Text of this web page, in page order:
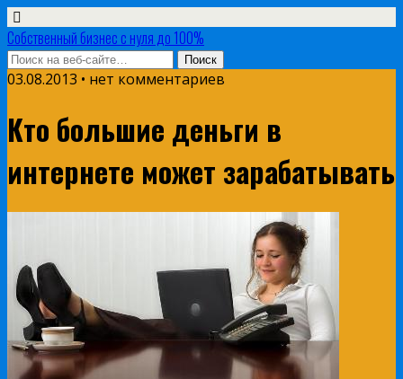
Собственный бизнес с нуля до 100%
03.08.2013 • нет комментариев
Кто большие деньги в
интернете может зарабатывать